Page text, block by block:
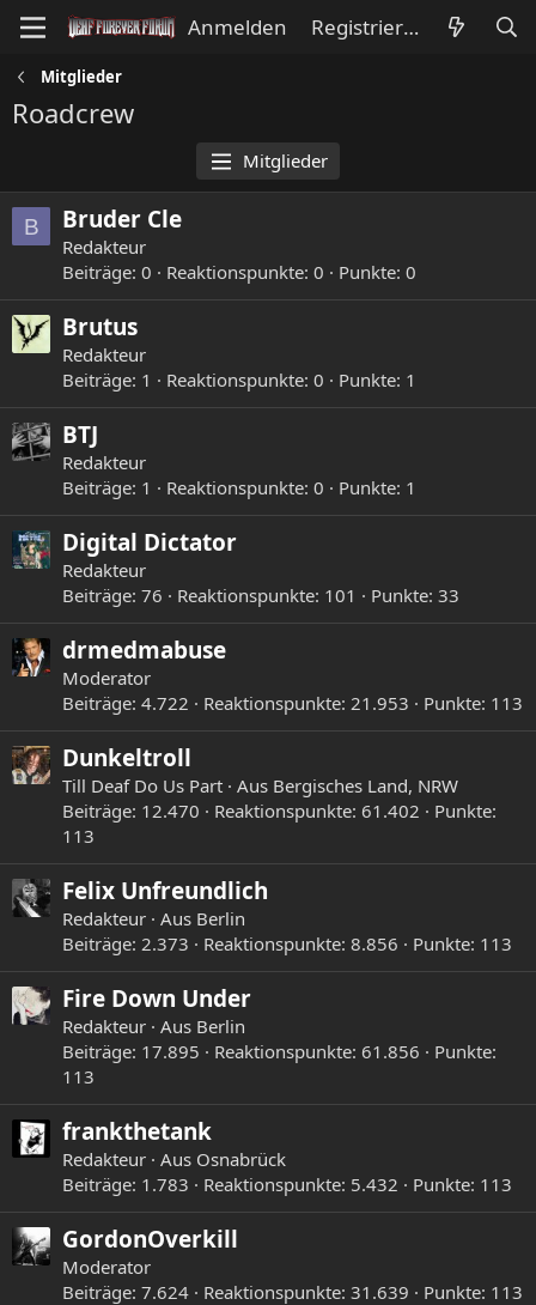
Anmelden Registrieren
Mitglieder
Roadcrew
Mitglieder
B Bruder Cle
Redakteur
Beiträge 0 Reaktionspunkte 0 Punkte 0
Brutus
Redakteur
Beiträge 1 Reaktionspunkte 0 Punkte 1
BTJ
Redakteur
Beiträge 1 Reaktionspunkte 0 Punkte 1
Digital Dictator
Redakteur
Beiträge 76 Reaktionspunkte 101 Punkte 33
drmedmabuse
Moderator
Beiträge 4.722 Reaktionspunkte 21.953 Punkte 113
Dunkeltroll
Till Deaf Do Us Part · Aus Bergisches Land, NRW
Beiträge 12.470 Reaktionspunkte 61.402
Punkte
113
Felix Unfreundlich
Redakteur · Aus Berlin
Beiträge 2.373 Reaktionspunkte 8.856 Punkte 113
Fire Down Under
Redakteur · Aus Berlin
Beiträge 17.895 Reaktionspunkte 61.856
Punkte
113
frankthetank
Redakteur · Aus Osnabrück
Beiträge 1.783 Reaktionspunkte 5.432 Punkte 113
GordonOverkill
Moderator
Beiträge 7.624 Reaktionspunkte 31.639 Punkte 113